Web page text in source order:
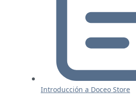
Introducción a Doceo Store